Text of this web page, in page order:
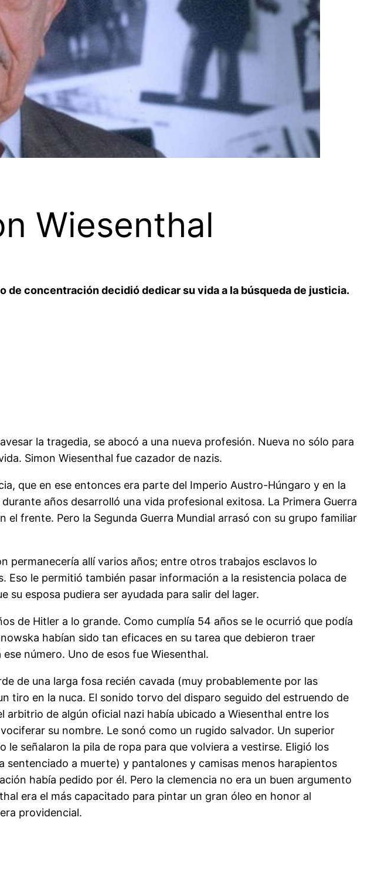
Wiesenthal
concentración decidió dedicar su vida a la búsqueda de justicia.
la tragedia, se abocó a una nueva profesión. Nueva no sólo para
Simon Wiesenthal fue cazador de nazis.
que en ese entonces era parte del Imperio Austro-Húngaro y en la
años desarrolló una vida profesional exitosa. La Primera Guerra
el frente. Pero la Segunda Guerra Mundial arrasó con su grupo familiar
permanecería allí varios años; entre otros trabajos esclavos lo
le permitió también pasar información a la resistencia polaca de
su esposa pudiera ser ayudada para salir del lager.
de Hitler a lo grande. Como cumplía 54 años se le ocurrió que podía
habían sido tan eficaces en su tarea que debieron traer
número. Uno de esos fue Wiesenthal.
de una larga fosa recién cavada (muy probablemente por las
tiro en la nuca. El sonido torvo del disparo seguido del estruendo de
de algún oficial nazi había ubicado a Wiesenthal entre los
su nombre. Le sonó como un rugido salvador. Un superior
le señalaron la pila de ropa para que volviera a vestirse. Eligió los
a muerte) y pantalones y camisas menos harapientos
había pedido por él. Pero la clemencia no era un buen argumento
era el más capacitado para pintar un gran óleo en honor al
providencial.